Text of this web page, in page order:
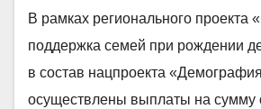
В рамках регионального проекта
поддержка семей при рождении
в состав нацпроекта
осуществлены выплаты на сумму